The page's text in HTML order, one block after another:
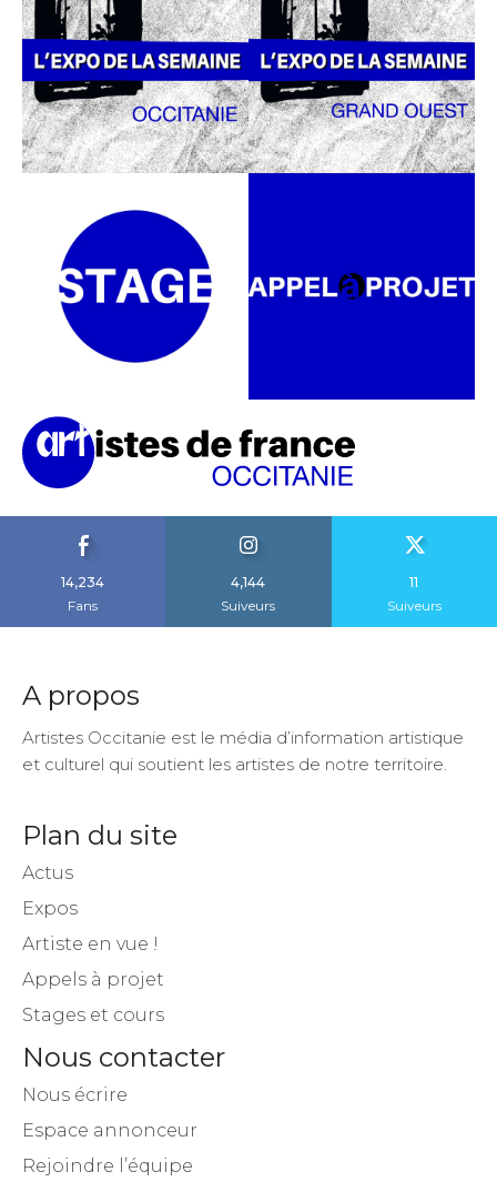
14,234
Fans
4,144
Suiveurs
11
Suiveurs
A propos
Artistes Occitanie est le média d’information artistique
et culturel qui soutient les artistes de notre territoire.
Plan du site
Actus
Expos
Artiste en vue !
Appels à projet
Stages et cours
Nous contacter
Nous écrire
Espace annonceur
Rejoindre l’équipe